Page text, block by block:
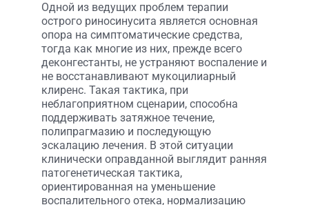
Одной из ведущих проблем терапии
острого риносинусита является основная
опора на симптоматические средства,
тогда как многие из них, прежде всего
деконгестанты, не устраняют воспаление и
не восстанавливают мукоцилиарный
клиренс. Такая тактика, при
неблагоприятном сценарии, способна
поддерживать затяжное течение,
полипрагмазию и последующую
эскалацию лечения. В этой ситуации
клинически оправданной выглядит ранняя
патогенетическая тактика,
ориентированная на уменьшение
воспалительного отека, нормализацию